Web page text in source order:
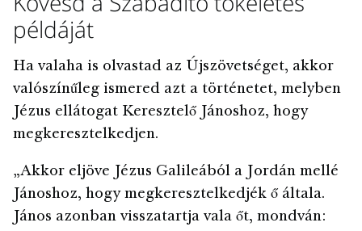
példáját
Ha valaha is olvastad az Újszövetséget, akkor
valószínűleg ismered azt a történetet, melyben
Jézus ellátogat Keresztelő Jánoshoz, hogy
megkeresztelkedjen.
„Akkor eljöve Jézus Galileából a Jordán mellé
Jánoshoz, hogy megkeresztelkedjék ő általa.
János azonban visszatartja vala őt, mondván: